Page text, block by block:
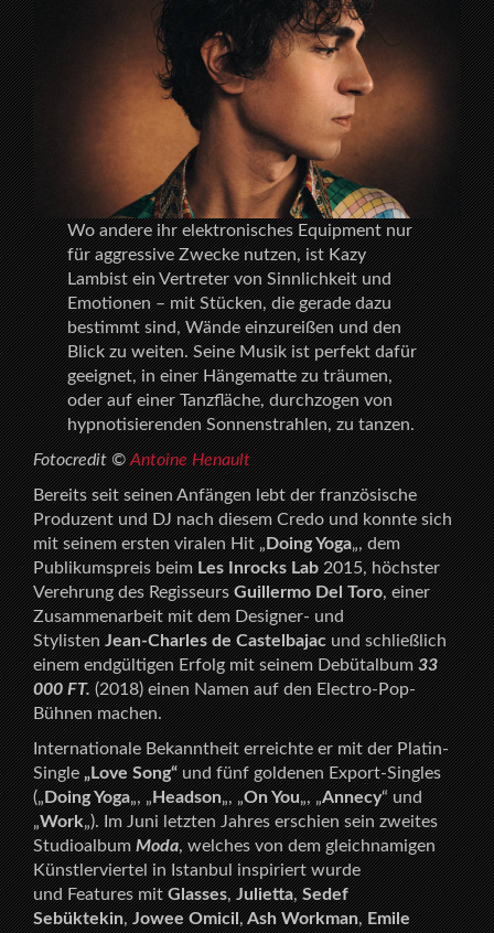
Wo andere ihr elektronisches Equipment nur
für aggressive Zwecke nutzen, ist Kazy
Lambist ein Vertreter von Sinnlichkeit und
Emotionen – mit Stücken, die gerade dazu
bestimmt sind, Wände einzureißen und den
Blick zu weiten. Seine Musik ist perfekt dafür
geeignet, in einer Hängematte zu träumen,
oder auf einer Tanzfläche, durchzogen von
hypnotisierenden Sonnenstrahlen, zu tanzen.
Fotocredit © Antoine Henault
Bereits seit seinen Anfängen lebt der französische
Produzent und DJ nach diesem Credo und konnte sich
mit seinem ersten viralen Hit „Doing Yoga„, dem
Publikumspreis beimLes Inrocks Lab2015, höchster
Verehrung des RegisseursGuillermo Del Toro, einer
Zusammenarbeit mit dem Designer- und
StylistenJean-Charles de Castelbajacund schließlich
einem endgültigen Erfolg mit seinem Debütalbum33
000 FT. (2018) einen Namen auf den Electro-Pop-
Bühnen machen.
Internationale Bekanntheit erreichte er mit der Platin-
Single„Love Song“und fünf goldenen Export-Singles
(„Doing Yoga„, „Headson„, „On You„, „Annecy“ und
„Work„). Im Juni letzten Jahres erschien sein zweites
StudioalbumModa, welches von dem gleichnamigen
Künstlerviertel in Istanbul inspiriert wurde
und Features mitGlasses,Julietta,Sedef
Sebüktekin,Jowee Omicil,Ash Workman,Emile